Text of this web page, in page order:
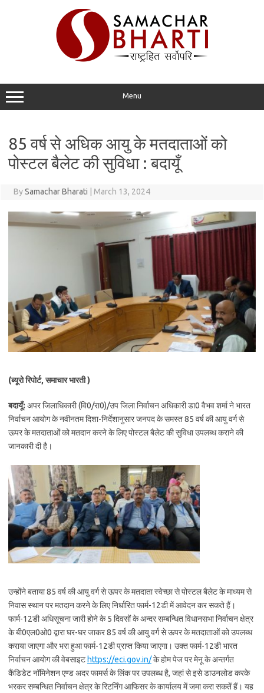
Menu
85 वर्ष से अधिक आयु के मतदाताओं को
पोस्टल बैलेट की सुविधा : बदायूँ
BySamachar Bharati March 13, 2024
(ब्यूरो रिपोर्ट, समाचार भारती )
बदायूँ: अपर जिलाधिकारी (वि0/रा0)/उप जिला निर्वाचन अधिकारी डा0 वैभव शर्मा ने भारत
निर्वाचन आयोग के नवीनतम दिशा-निर्देशानुसार जनपद के समस्त 85 वर्ष की आयु वर्ग से
ऊपर के मतदाताओं को मतदान करने के लिए पोस्टल बैलेट की सुविधा उपलब्ध कराने की
जानकारी दी है।
उन्होंने बताया 85 वर्ष की आयु वर्ग से ऊपर के मतदाता स्वेच्छा से पोस्टल बैलेट के माध्यम से
निवास स्थान पर मतदान करने के लिए निर्धारित फार्म-12डी में आवेदन कर सकते हैं।
फार्म-12डी अधिसूचना जारी होने के 5 दिवसों के अन्दर सम्बन्धित विधानसभा निर्वाचन क्षेत्र
के बी0एल0ओ0 द्वारा घर-घर जाकर 85 वर्ष की आयु वर्ग से ऊपर के मतदाताओं को उपलब्ध
कराया जाएगा और भरा हुआ फार्म-12डी प्राप्त किया जाएगा। उक्त फार्म-12डी भारत
निर्वाचन आयोग की वेबसाइट https://eci.gov.in/के होम पेज पर मेनू के अन्तर्गत
कैंडिडेट नॉमिनेशन एण्ड अदर फामर्स के लिंक पर उपलब्ध है, जहां से इसे डाउनलोड करके
भरकर सम्बन्धित निर्वाचन क्षेत्र के रिटर्निंग आफिसर के कार्यालय में जमा करा सकतें हैं। यह